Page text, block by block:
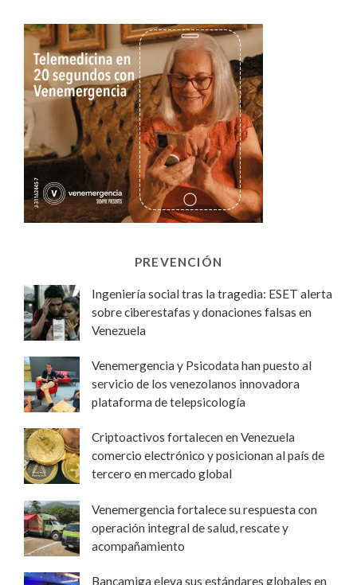
PREVENCIÓN
Ingeniería social tras la tragedia: ESET alerta
sobre ciberestafas y donaciones falsas en
Venezuela
Venemergencia y Psicodata han puesto al
servicio de los venezolanos innovadora
plataforma de telepsicología
Criptoactivos fortalecen en Venezuela
comercio electrónico y posicionan al país de
tercero en mercado global
Venemergencia fortalece su respuesta con
operación integral de salud, rescate y
acompañamiento
Bancamiga eleva sus estándares globales en